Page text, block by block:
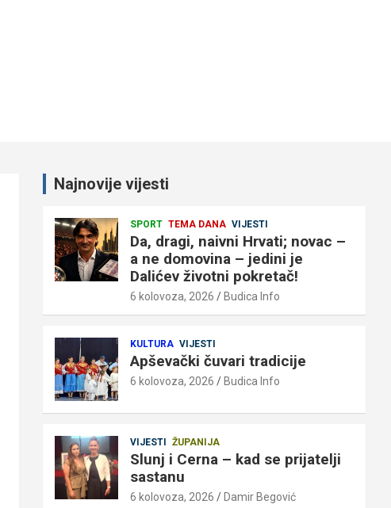
Najnovije vijesti
SPORT TEMA DANA VIJESTI
Da, dragi, naivni Hrvati; novac –
a ne domovina – jedini je
Dalićev životni pokretač!
6 kolovoza, 2026 Budica Info
KULTURA VIJESTI
Apševački čuvari tradicije
6 kolovoza, 2026 Budica Info
VIJESTI ŽUPANIJA
Slunj i Cerna – kad se prijatelji
sastanu
6 kolovoza, 2026 Damir Begović